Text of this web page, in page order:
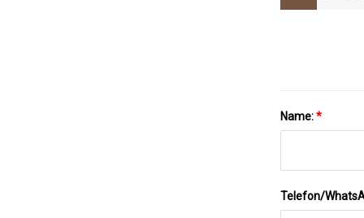
Name:*
Telefon/